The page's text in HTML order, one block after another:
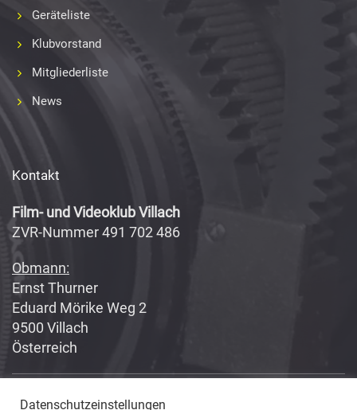
Geräteliste
Klubvorstand
Mitgliederliste
News
Kontakt
Film- und Videoklub Villach
ZVR-Nummer 491 702 486
Obmann:
Ernst Thurner
Eduard Mörike Weg 2
9500 Villach
Österreich
Datenschutzeinstellungen